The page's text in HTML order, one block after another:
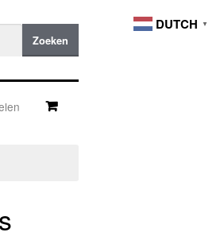
Zoeken
DUTCH ▼